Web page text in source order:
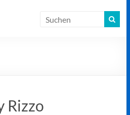
Rizzo